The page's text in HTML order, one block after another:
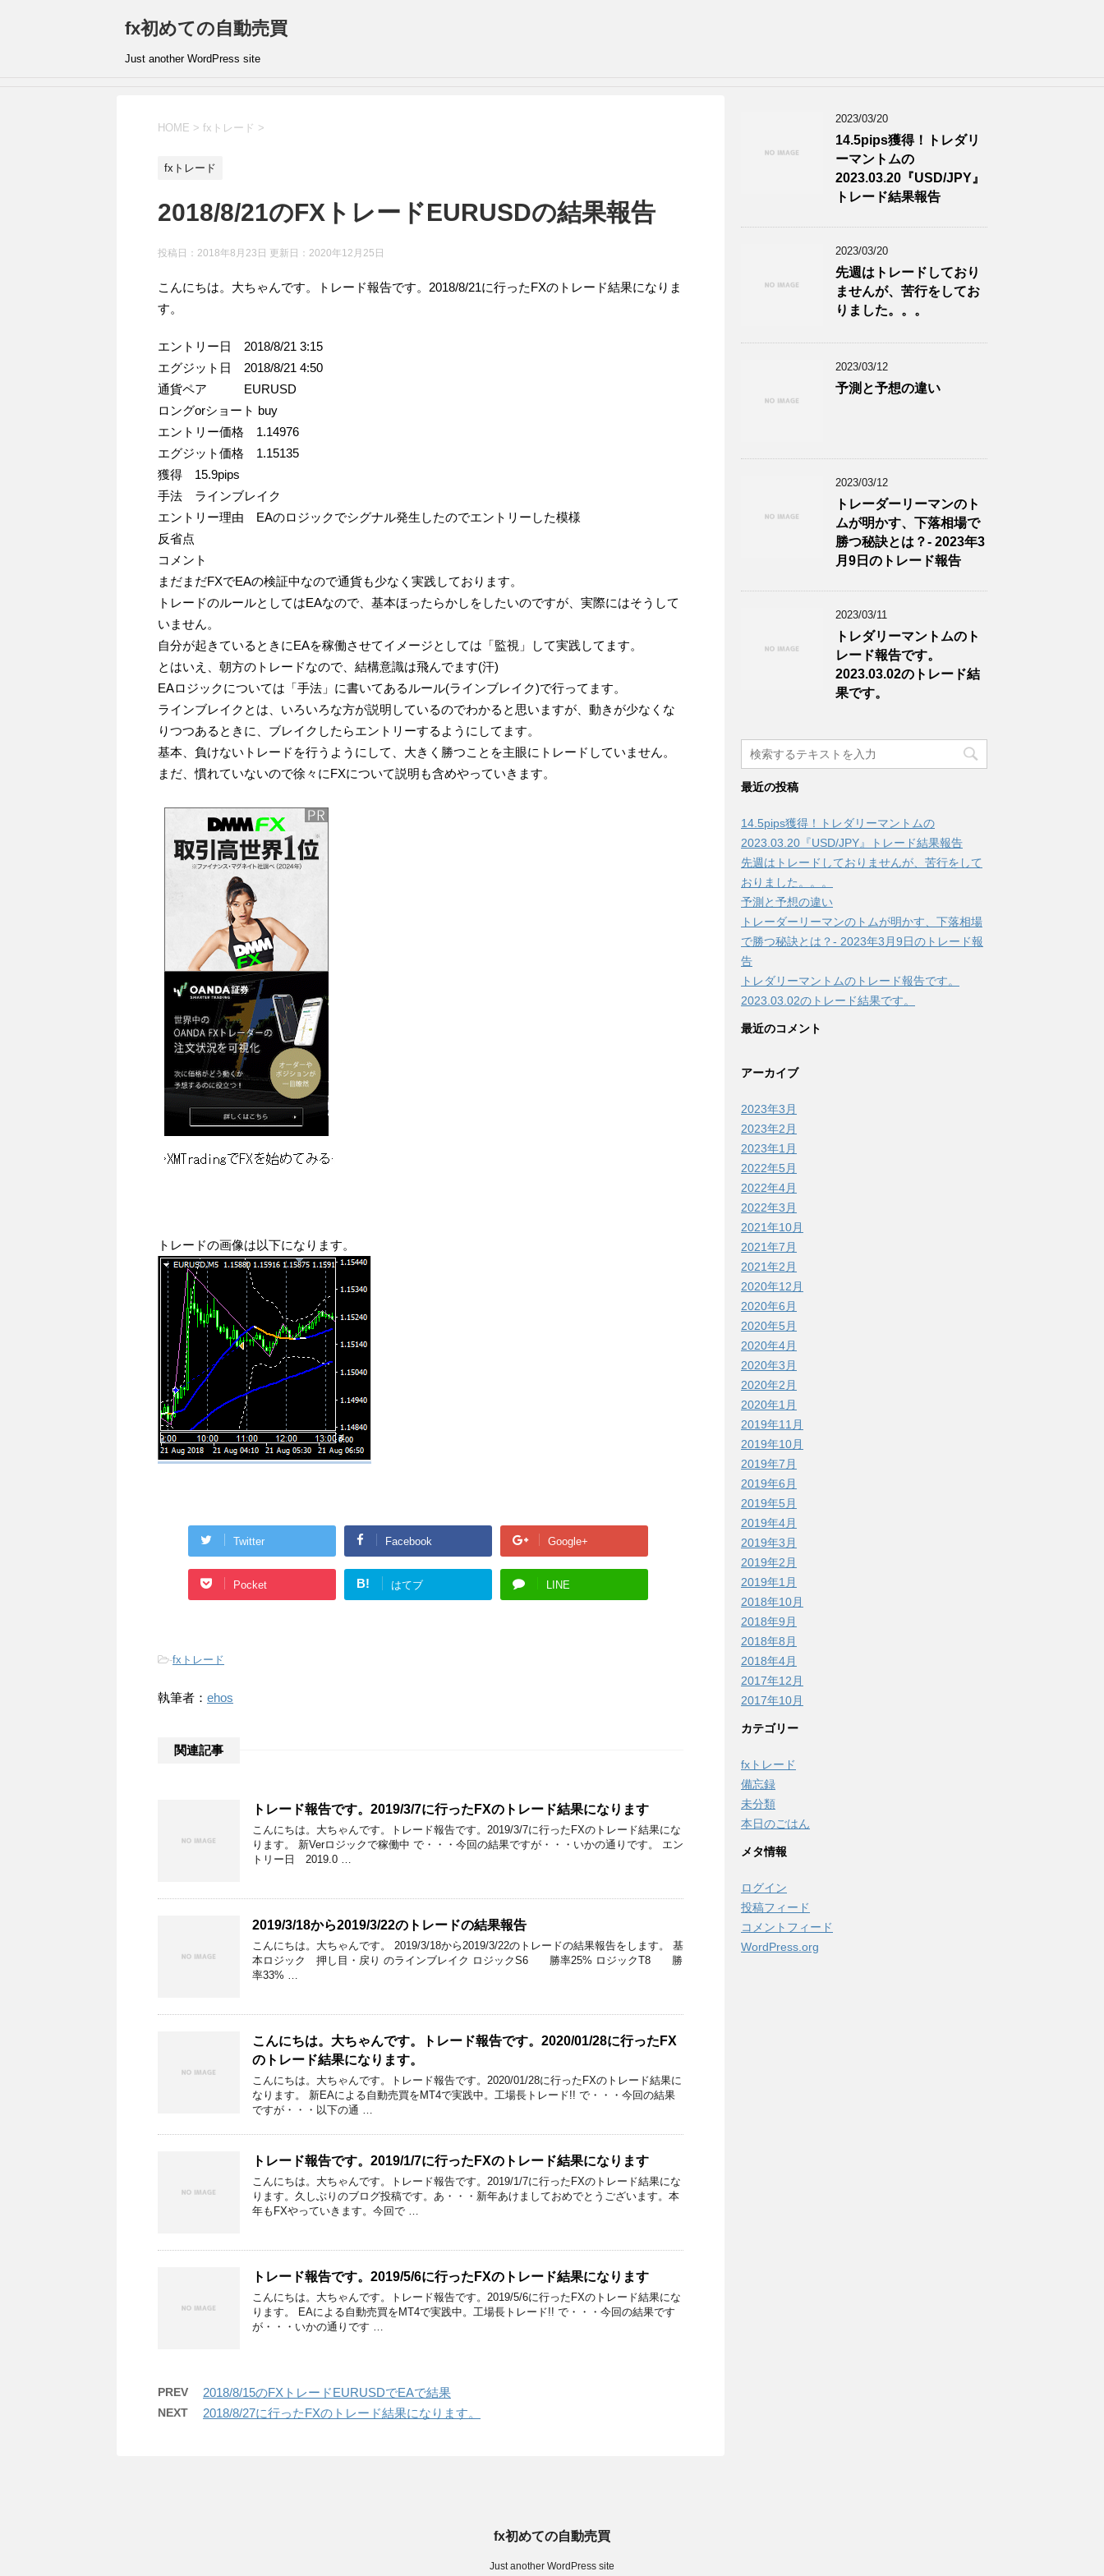
fx初めての自動売買
Just another WordPress site
HOME > fxトレード >
fxトレード
2018/8/21のFXトレードEURUSDの結果報告
投稿日：2018年8月23日 更新日： 2020年12月25日
こんにちは。大ちゃんです。トレード報告です。2018/8/21に行ったFXのトレード結果になりま
す。
エントリー日 2018/8/21 3:15
エグジット日 2018/8/21 4:50
通貨ペア EURUSD
ロングorショート buy
エントリー価格 1.14976
エグジット価格 1.15135
獲得 15.9pips
手法 ラインブレイク
エントリー理由 EAのロジックでシグナル発生したのでエントリーした模様
反省点
コメント
まだまだFXでEAの検証中なので通貨も少なく実践しております。
トレードのルールとしてはEAなので、基本ほったらかしをしたいのですが、実際にはそうして
いません。
自分が起きているときにEAを稼働させてイメージとしては「監視」して実践してます。
とはいえ、朝方のトレードなので、結構意識は飛んでます(汗)
EAロジックについては「手法」に書いてあるルール(ラインブレイク)で行ってます。
ラインブレイクとは、いろいろな方が説明しているのでわかると思いますが、動きが少なくな
りつつあるときに、ブレイクしたらエントリーするようにしてます。
基本、負けないトレードを行うようにして、大きく勝つことを主眼にトレードしていません。
まだ、慣れていないので徐々にFXについて説明も含めやっていきます。
トレードの画像は以下になります。
Twitter Facebook Google+
Pocket B! はてブ LINE
-fxトレード
執筆者： ehos
関連記事
トレード報告です。2019/3/7に行ったFXのトレード結果になります
こんにちは。大ちゃんです。トレード報告です。2019/3/7に行ったFXのトレード結果にな
ります。 新Verロジックで稼働中 で・・・今回の結果ですが・・・いかの通りです。 エン
トリー日 2019.0 …
2019/3/18から2019/3/22のトレードの結果報告
こんにちは。大ちゃんです。 2019/3/18から2019/3/22のトレードの結果報告をします。 基
本ロジック 押し目・戻り のラインブレイク ロジックS6 勝率25% ロジックT8 勝
率33% …
こんにちは。大ちゃんです。トレード報告です。2020/01/28に行ったFX
のトレード結果になります。
こんにちは。大ちゃんです。トレード報告です。2020/01/28に行ったFXのトレード結果に
なります。 新EAによる自動売買をMT4で実践中。工場長トレード!! で・・・今回の結果
ですが・・・以下の通 …
トレード報告です。2019/1/7に行ったFXのトレード結果になります
こんにちは。大ちゃんです。トレード報告です。2019/1/7に行ったFXのトレード結果にな
ります。久しぶりのブログ投稿です。あ・・・新年あけましておめでとうございます。本
年もFXやっていきます。今回で …
トレード報告です。2019/5/6に行ったFXのトレード結果になります
こんにちは。大ちゃんです。トレード報告です。2019/5/6に行ったFXのトレード結果にな
ります。 EAによる自動売買をMT4で実践中。工場長トレード!! で・・・今回の結果です
が・・・いかの通りです …
PREV 2018/8/15のFXトレードEURUSDでEAで結果
NEXT 2018/8/27に行ったFXのトレード結果になります。
2023/03/20
14.5pips獲得！トレダリ
ーマントムの
2023.03.20『USD/JPY』
トレード結果報告
2023/03/20
先週はトレードしており
ませんが、苦行をしてお
りました。。。
2023/03/12
予測と予想の違い
2023/03/12
トレーダーリーマンのト
ムが明かす、下落相場で
勝つ秘訣とは？- 2023年3
月9日のトレード報告
2023/03/11
トレダリーマントムのト
レード報告です。
2023.03.02のトレード結
果です。
最近の投稿
14.5pips獲得！トレダリーマントムの
2023.03.20『USD/JPY』トレード結果報告
先週はトレードしておりませんが、苦行をして
おりました。。。
予測と予想の違い
トレーダーリーマンのトムが明かす、下落相場
で勝つ秘訣とは？- 2023年3月9日のトレード報
告
トレダリーマントムのトレード報告です。
2023.03.02のトレード結果です。
最近のコメント
アーカイブ
2023年3月
2023年2月
2023年1月
2022年5月
2022年4月
2022年3月
2021年10月
2021年7月
2021年2月
2020年12月
2020年6月
2020年5月
2020年4月
2020年3月
2020年2月
2020年1月
2019年11月
2019年10月
2019年7月
2019年6月
2019年5月
2019年4月
2019年3月
2019年2月
2019年1月
2018年10月
2018年9月
2018年8月
2018年4月
2017年12月
2017年10月
カテゴリー
fxトレード
備忘録
未分類
本日のごはん
メタ情報
ログイン
投稿フィード
コメントフィード
WordPress.org
fx初めての自動売買
Just another WordPress site